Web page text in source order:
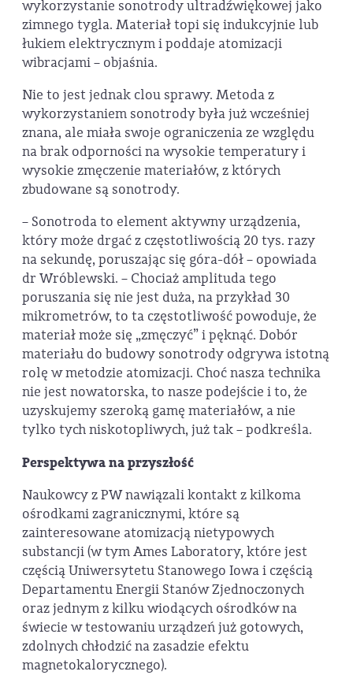
wykorzystanie sonotrody ultradźwiękowej jako
zimnego tygla. Materiał topi się indukcyjnie lub
łukiem elektrycznym i poddaje atomizacji
wibracjami – objaśnia.
Nie to jest jednak clou sprawy. Metoda z
wykorzystaniem sonotrody była już wcześniej
znana, ale miała swoje ograniczenia ze względu
na brak odporności na wysokie temperatury i
wysokie zmęczenie materiałów, z których
zbudowane są sonotrody.
– Sonotroda to element aktywny urządzenia,
który może drgać z częstotliwością 20 tys. razy
na sekundę, poruszając się góra-dół – opowiada
dr Wróblewski. – Chociaż amplituda tego
poruszania się nie jest duża, na przykład 30
mikrometrów, to ta częstotliwość powoduje, że
materiał może się „zmęczyć” i pęknąć. Dobór
materiału do budowy sonotrody odgrywa istotną
rolę w metodzie atomizacji. Choć nasza technika
nie jest nowatorska, to nasze podejście i to, że
uzyskujemy szeroką gamę materiałów, a nie
tylko tych niskotopliwych, już tak – podkreśla.
Perspektywa na przyszłość
Naukowcy z PW nawiązali kontakt z kilkoma
ośrodkami zagranicznymi, które są
zainteresowane atomizacją nietypowych
substancji (w tym Ames Laboratory, które jest
częścią Uniwersytetu Stanowego Iowa i częścią
Departamentu Energii Stanów Zjednoczonych
oraz jednym z kilku wiodących ośrodków na
świecie w testowaniu urządzeń już gotowych,
zdolnych chłodzić na zasadzie efektu
magnetokalorycznego).